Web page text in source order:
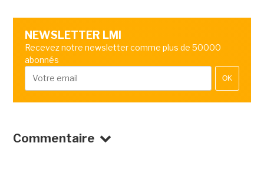
NEWSLETTER LMI
Recevez notre newsletter comme plus de 50000
abonnés
OK
Commentaire